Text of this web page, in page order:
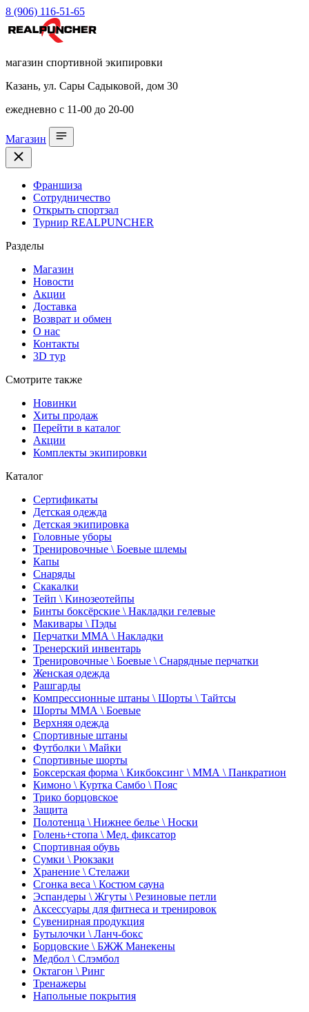
8 (906) 116-51-65
магазин спортивной экипировки
Казань, ул. Сары Садыковой, дом 30
ежедневно с 11-00 до 20-00
Магазин
Франшиза
Сотрудничество
Открыть спортзал
Турнир REALPUNCHER
Разделы
Магазин
Новости
Акции
Доставка
Возврат и обмен
О нас
Контакты
3D тур
Смотрите также
Новинки
Хиты продаж
Перейти в каталог
Акции
Комплекты экипировки
Каталог
Сертификаты
Детская одежда
Детская экипировка
Головные уборы
Тренировочные \ Боевые шлемы
Капы
Снаряды
Скакалки
Тейп \ Кинозеотейпы
Бинты боксёрские \ Накладки гелевые
Макивары \ Пэды
Перчатки ММА \ Накладки
Тренерский инвентарь
Тренировочные \ Боевые \ Снарядные перчатки
Женская одежда
Рашгарды
Компрессионные штаны \ Шорты \ Тайтсы
Шорты ММА \ Боевые
Верхняя одежда
Спортивные штаны
Футболки \ Майки
Спортивные шорты
Боксерская форма \ Кикбоксинг \ ММА \ Панкратион
Кимоно \ Куртка Самбо \ Пояс
Трико борцовское
Защита
Полотенца \ Нижнее белье \ Носки
Голень+стопа \ Мед. фиксатор
Спортивная обувь
Сумки \ Рюкзаки
Хранение \ Стелажи
Сгонка веса \ Костюм сауна
Эспандеры \ Жгуты \ Резиновые петли
Аксессуары для фитнеса и тренировок
Сувенирная продукция
Бутылочки \ Ланч-бокс
Борцовские \ БЖЖ Манекены
Медбол \ Слэмбол
Октагон \ Ринг
Тренажеры
Напольные покрытия